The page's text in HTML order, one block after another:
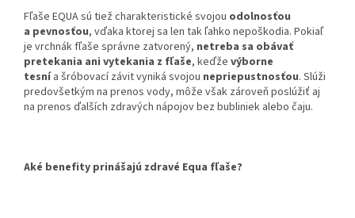
Fľaše EQUA sú tiež charakteristické svojou odolnosťou
a pevnosťou, vďaka ktorej sa len tak ľahko nepoškodia. Pokiaľ
je vrchnák fľaše správne zatvorený, netreba sa obávať
pretekania ani vytekania z fľaše, keďže výborne
tesnía šróbovací závit vyniká svojou nepriepustnosťou. Slúži
predovšetkým na prenos vody, môže však zároveň poslúžiť aj
na prenos ďalších zdravých nápojov bez bubliniek alebo čaju.
Aké benefity prinášajú zdravé Equa fľaše?